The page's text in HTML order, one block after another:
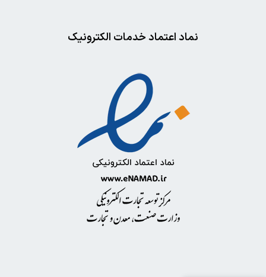
نماد اعتماد خدمات الکترونیک